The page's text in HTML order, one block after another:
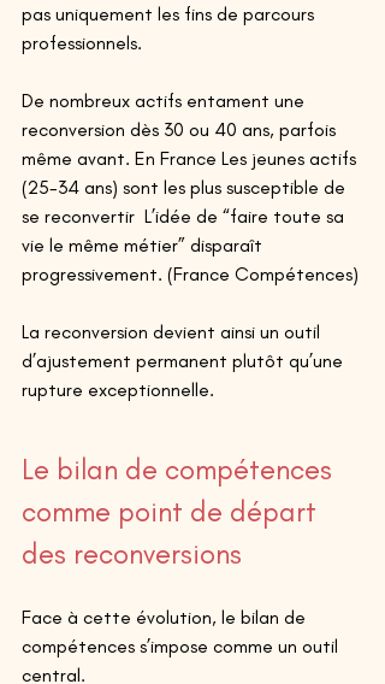
pas uniquement les fins de parcours
professionnels.
De nombreux actifs entament une
reconversion dès 30 ou 40 ans, parfois
même avant. En France Les jeunes actifs
(25-34 ans) sont les plus susceptible de
se reconvertir  L’idée de “faire toute sa
vie le même métier” disparaît
progressivement. (France Compétences)
La reconversion devient ainsi un outil
d’ajustement permanent plutôt qu’une
rupture exceptionnelle.
Le bilan de compétences
comme point de départ
des reconversions
Face à cette évolution, le bilan de
compétences s’impose comme un outil
central.